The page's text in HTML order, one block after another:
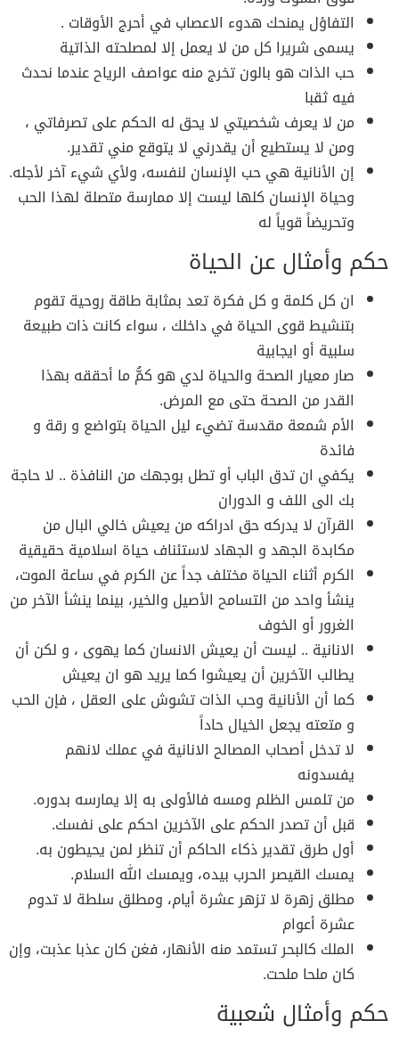
التفاؤل يمنحك هدوء الاعصاب في أحرج الأوقات .
يسمى شريرا كل من لا يعمل إلا لمصلحته الذاتية
حب الذات هو بالون تخرج منه عواصف الرياح عندما نحدث
فيه ثقبا
من لا يعرف شخصيتي لا يحق له الحكم على تصرفاتي ،
ومن لا يستطيع أن يقدرني لا يتوقع مني تقدير.
إن الأنانية هي حب الإنسان لنفسه، ولأي شيء آخر لأجله.
وحياة الإنسان كلها ليست إلا ممارسة متصلة لهذا الحب
وتحريضاً قوياً له
حكم وأمثال عن الحياة
ان كل كلمة و كل فكرة تعد بمثابة طاقة روحية تقوم
بتنشيط قوى الحياة في داخلك ، سواء كانت ذات طبيعة
سلبية أو ايجابية
صار معيار الصحة والحياة لدي هو كمُّ ما أحققه بهذا
القدر من الصحة حتى مع المرض.
الأم شمعة مقدسة تضيء ليل الحياة بتواضع و رقة و
فائدة
يكفي ان تدق الباب أو تطل بوجهك من النافذة .. لا حاجة
بك الى اللف و الدوران
القرآن لا يدركه حق ادراكه من يعيش خالي البال من
مكابدة الجهد و الجهاد لاستئناف حياة اسلامية حقيقية
الكرم أثناء الحياة مختلف جداً عن الكرم في ساعة الموت،
ينشأ واحد من التسامح الأصيل والخير، بينما ينشأ الآخر من
الغرور أو الخوف
الانانية .. ليست أن يعيش الانسان كما يهوى ، و لكن أن
يطالب الآخرين أن يعيشوا كما يريد هو ان يعيش
كما أن الأنانية وحب الذات تشوش على العقل ، فإن الحب
و متعته يجعل الخيال حاداً
لا تدخل أصحاب المصالح الانانية في عملك لانهم
يفسدونه
من تلمس الظلم ومسه فالأولى به إلا يمارسه بدوره.
قبل أن تصدر الحكم على الآخرين احكم على نفسك.
أول طرق تقدير ذكاء الحاكم أن تنظر لمن يحيطون به.
يمسك القيصر الحرب بيده، ويمسك الله السلام.
مطلق زهرة لا تزهر عشرة أيام، ومطلق سلطة لا تدوم
عشرة أعوام
الملك كالبحر تستمد منه الأنهار، فغن كان عذبا عذبت، وإن
كان ملحا ملحت.
حكم وأمثال شعبية